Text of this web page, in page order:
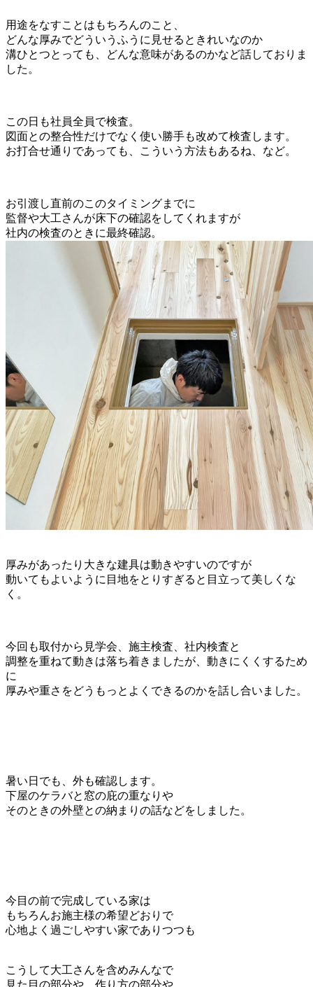
用途をなすことはもちろんのこと、
どんな厚みでどういうふうに見せるときれいなのか
溝ひとつとっても、どんな意味があるのかなど話しておりま
した。
この日も社員全員で検査。
図面との整合性だけでなく使い勝手も改めて検査します。
お打合せ通りであっても、こういう方法もあるね、など。
お引渡し直前のこのタイミングまでに
監督や大工さんが床下の確認をしてくれますが
社内の検査のときに最終確認。
厚みがあったり大きな建具は動きやすいのですが
動いてもよいように目地をとりすぎると目立って美しくな
く。
今回も取付から見学会、施主検査、社内検査と
調整を重ねて動きは落ち着きましたが、動きにくくするため
に
厚みや重さをどうもっとよくできるのかを話し合いました。
暑い日でも、外も確認します。
下屋のケラバと窓の庇の重なりや
そのときの外壁との納まりの話などをしました。
今目の前で完成している家は
もちろんお施主様の希望どおりで
心地よく過ごしやすい家でありつつも
こうして大工さんを含めみんなで